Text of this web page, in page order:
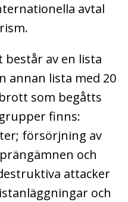
avtal
består av en lista
annan lista med 20
som begåtts
finns:
försörjning av
och
attacker
och